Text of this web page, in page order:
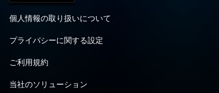
個人情報の取り扱いについて
プライバシーに関する設定
ご利用規約
当社のソリューション